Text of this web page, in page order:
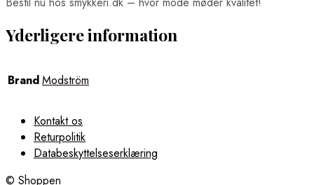
Yderligere information
BrandModström
Kontakt os
Returpolitik
Databeskyttelseserklæring
© Shoppen